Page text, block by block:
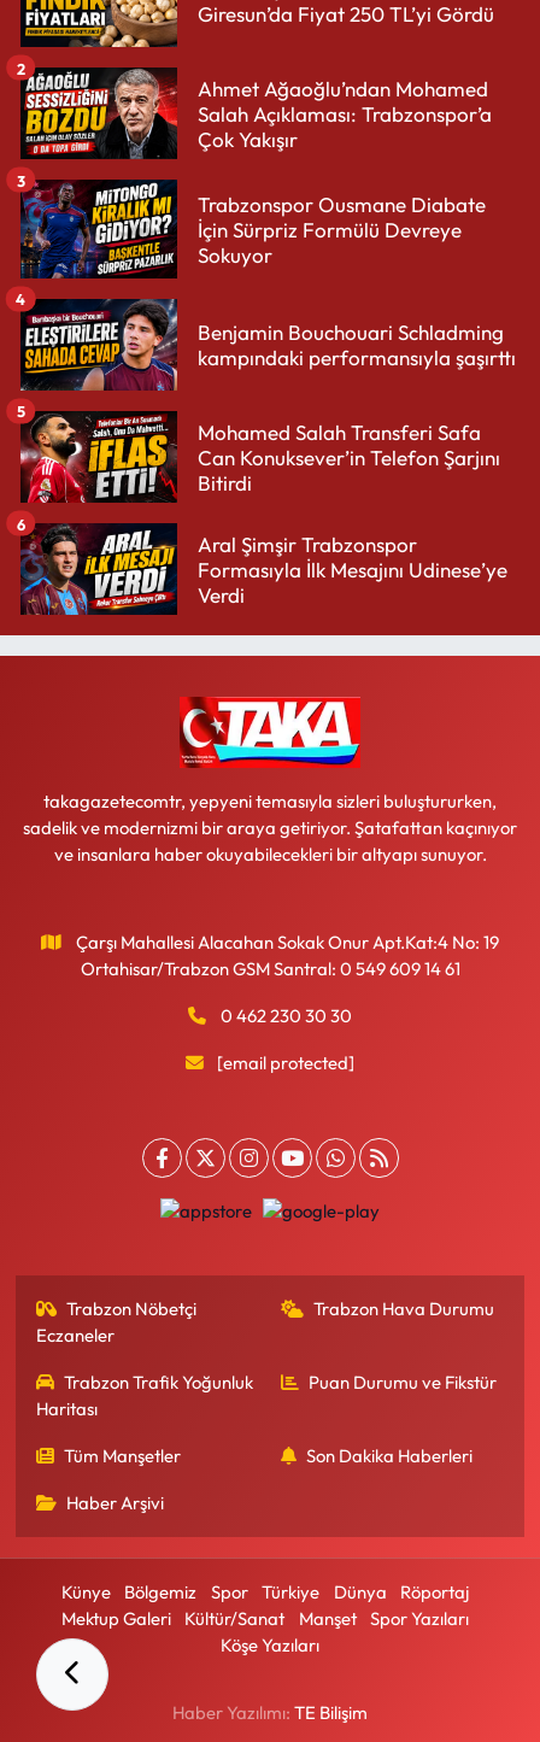
Giresun’da Fiyat 250 TL’yi Gördü
Ahmet Ağaoğlu’ndan Mohamed
Salah Açıklaması: Trabzonspor’a
Çok Yakışır
2
Trabzonspor Ousmane Diabate
İçin Sürpriz Formülü Devreye
Sokuyor
3
Benjamin Bouchouari Schladming
kampındaki performansıyla şaşırttı
4
Mohamed Salah Transferi Safa
Can Konuksever’in Telefon Şarjını
Bitirdi
5
Aral Şimşir Trabzonspor
Formasıyla İlk Mesajını Udinese’ye
Verdi
6
takagazetecomtr, yepyeni temasıyla sizleri buluştururken,
sadelik ve modernizmi bir araya getiriyor. Şatafattan kaçınıyor
ve insanlara haber okuyabilecekleri bir altyapı sunuyor.
Çarşı Mahallesi Alacahan Sokak Onur Apt.Kat:4 No: 19
Ortahisar/Trabzon GSM Santral: 0 549 609 14 61
0 462 230 30 30
[email protected]
Trabzon Nöbetçi
Eczaneler
Trabzon Hava Durumu
Trabzon Trafik Yoğunluk
Haritası
Puan Durumu ve Fikstür
Tüm Manşetler Son Dakika Haberleri
Haber Arşivi
Künye Bölgemiz Spor Türkiye Dünya
Röportaj
Mektup Galeri
Kültür/Sanat Manşet
Spor Yazıları
Köşe Yazıları
Haber Yazılımı: TE Bilişim